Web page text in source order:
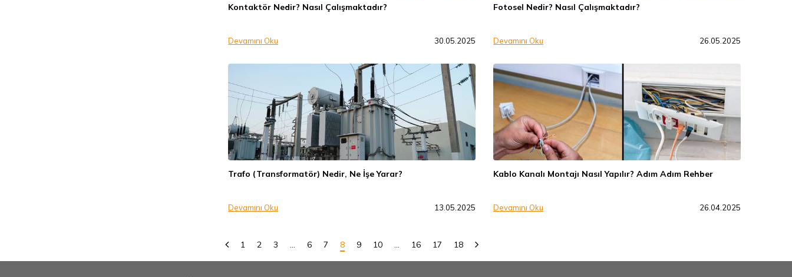
Kontaktör Nedir? Nasıl Çalışmaktadır?
Devamını Oku 30.05.2025
Fotosel Nedir? Nasıl Çalışmaktadır?
Devamını Oku 26.05.2025
Trafo (Transformatör) Nedir, Ne İşe Yarar?
Devamını Oku 13.05.2025
Kablo Kanalı Montajı Nasıl Yapılır? Adım Adım Rehber
Devamını Oku 26.04.2025
1 2 3 … 6 7 8 9 10 … 16 17 18